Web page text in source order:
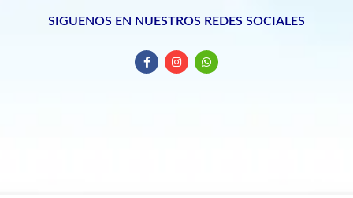
SIGUENOS EN NUESTROS REDES SOCIALES